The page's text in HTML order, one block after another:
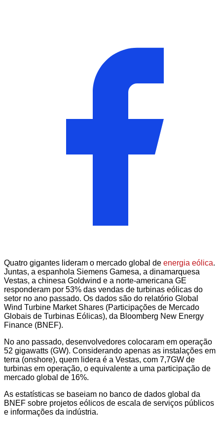
Quatro gigantes lideram o mercado global de energia eólica.
Juntas, a espanhola Siemens Gamesa, a dinamarquesa
Vestas, a chinesa Goldwind e a norte-americana GE
responderam por 53% das vendas de turbinas eólicas do
setor no ano passado. Os dados são do relatório Global
Wind Turbine Market Shares (Participações de Mercado
Globais de Turbinas Eólicas), da Bloomberg New Energy
Finance (BNEF).
No ano passado, desenvolvedores colocaram em operação
52 gigawatts (GW). Considerando apenas as instalações em
terra (onshore), quem lidera é a Vestas, com 7,7GW de
turbinas em operação, o equivalente a uma participação de
mercado global de 16%.
As estatísticas se baseiam no banco de dados global da
BNEF sobre projetos eólicos de escala de serviços públicos
e informações da indústria.